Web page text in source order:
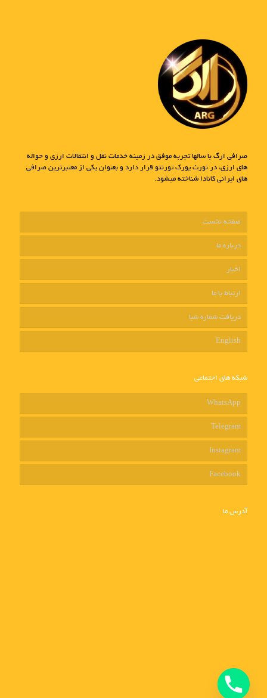
صرافی ارگ با سالها تجربه موفق در زمینه خدمات نقل و انتقالات ارزی و حواله
های ارزی، در نورث یورک تورنتو قرار دارد و بعنوان یکی از معتبرترین صرافی
های ایرانی کانادا شناخته میشود.
صفحه نخست
درباره ما
اخبار
ارتباط با ما
دریافت شماره شبا
English
شبکه های اجتماعی
WhatsApp
Telegram
Instagram
Facebook
آدرس ما